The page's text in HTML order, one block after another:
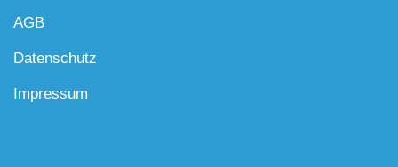
AGB
Datenschutz
Impressum